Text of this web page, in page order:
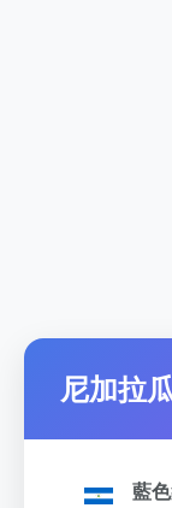
尼加拉
藍